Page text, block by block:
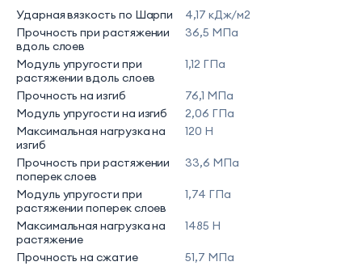
Ударная вязкость по Шарпи
4,17 кДж/м2
Прочность при растяжении
вдоль слоев
36,5 МПа
Модуль упругости при
растяжении вдоль слоев
1,12 ГПа
Прочность на изгиб
76,1 МПа
Модуль упругости на изгиб
2,06 ГПа
Максимальная нагрузка на
изгиб
120 Н
Прочность при растяжении
поперек слоев
33,6 МПа
Модуль упругости при
растяжении поперек слоев
1,74 ГПа
Максимальная нагрузка на
растяжение
1485 Н
Прочность на сжатие
51,7 МПа